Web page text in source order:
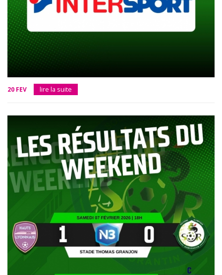
20 FEV lire la suite